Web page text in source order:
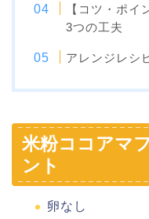
【コツ・ポ
3つの工夫
アレンジレシ
米粉ココアマ
ント
卵なし